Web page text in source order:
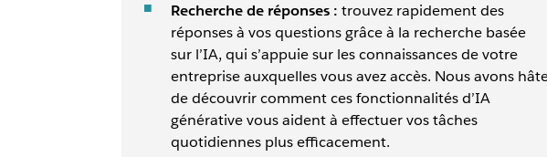
Recherche de réponses : trouvez rapidement des
réponses à vos questions grâce à la recherche basée
sur l’IA, qui s’appuie sur les connaissances de votre
entreprise auxquelles vous avez accès. Nous avons
de découvrir comment ces fonctionnalités d’IA
générative vous aident à effectuer vos tâches
quotidiennes plus efficacement.